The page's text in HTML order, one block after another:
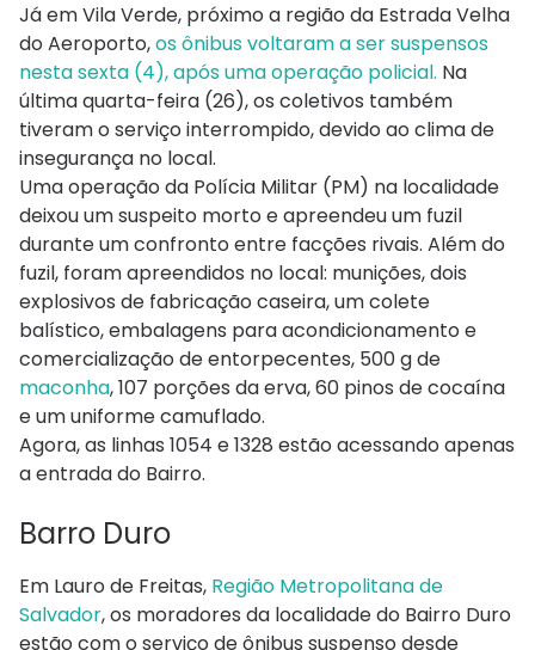
Já em Vila Verde, próximo a região da Estrada Velha
do Aeroporto,os ônibus voltaram a ser suspensos
nesta sexta (4), após uma operação policial. Na
última quarta-feira (26), os coletivos também
tiveram o serviço interrompido, devido ao clima de
insegurança no local.
Uma operação da Polícia Militar (PM) na localidade
deixou um suspeito morto e apreendeu um fuzil
durante um confronto entre facções rivais. Além do
fuzil, foram apreendidos no local: munições, dois
explosivos de fabricação caseira, um colete
balístico, embalagens para acondicionamento e
comercialização de entorpecentes, 500 g de
maconha, 107 porções da erva, 60 pinos de cocaína
e um uniforme camuflado.
Agora, as linhas 1054 e 1328 estão acessando apenas
a entrada do Bairro.
Barro Duro
Em Lauro de Freitas, Região Metropolitana de
Salvador, os moradores da localidade do Bairro Duro
estão com o serviço de ônibus suspenso desde